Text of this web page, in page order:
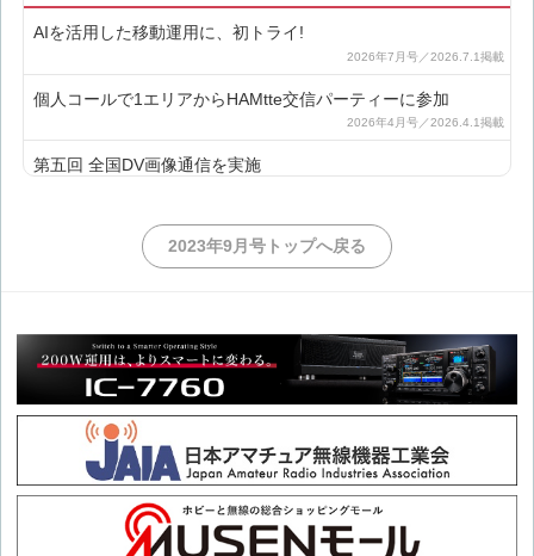
AIを活用した移動運用に、初トライ!
個人コールで1エリアからHAMtte交信パーティーに参加
第五回 全国DV画像通信を実施
Masacoの夏の移動運用2選!!
1エリアから個人コールでHAMtte交信パーティーに参加
大和葛城山よりHAMtte交信パーティーに参加
六甲山から個人コールでHFハイバンドとSHFを中心に運用
2023年9月号トップへ戻る